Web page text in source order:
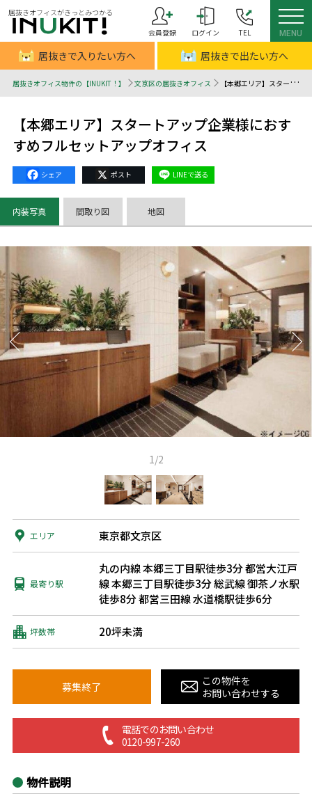
居抜きオフィスがきっとみつかる
会員登録
ログイン TEL MENU
居抜きで入りたい方へ 居抜きで出たい方へ
居抜きオフィス物件の【INUKIT！】 文京区の居抜きオフィス 【本郷エリア】スタートアップ企業様におすすめフルセットアップオフィス - 居抜きオフィスはINUKIT！（イヌキット）
【本郷エリア】スタートアップ企業様におす
すめフルセットアップオフィス
Facebook
X Line
内装写真 間取り図 地図
1/2
エリア 東京都文京区
最寄り駅
丸の内線 本郷三丁目駅徒歩3分都営大江戸
線 本郷三丁目駅徒歩3分総武線 御茶ノ水駅
徒歩8分都営三田線 水道橋駅徒歩6分
坪数帯 20坪未満
募集終了
この物件を
お問い合わせする
電話でのお問い合わせ
0120-997-260
物件説明